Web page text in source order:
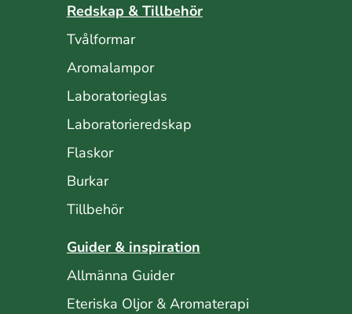
Redskap & Tillbehör
Tvålformar
Aromalampor
Laboratorieglas
Laboratorieredskap
Flaskor
Burkar
Tillbehör
Guider & inspiration
Allmänna Guider
Eteriska Oljor & Aromaterapi